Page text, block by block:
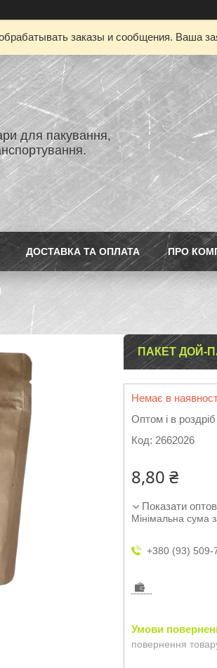
заказы и сообщения. Ваша
для пакування,
ДОСТАВКА ТА ОПЛАТА ПРО
ПАКЕТ ДОЙ-
Немає в
Оптом і в роздріб
Код: 2662026
8,80 ₴
Показати
Мінімальна сума
+380 (93) 509-
повернення